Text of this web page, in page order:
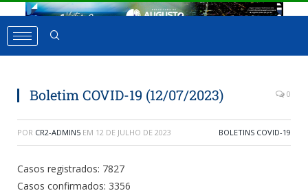
Boletim COVID-19 (12/07/2023) 0
POR CR2-ADMIN5 EM 12 DE JULHO DE 2023 BOLETINS COVID-19
Casos registrados: 7827
Casos confirmados: 3356